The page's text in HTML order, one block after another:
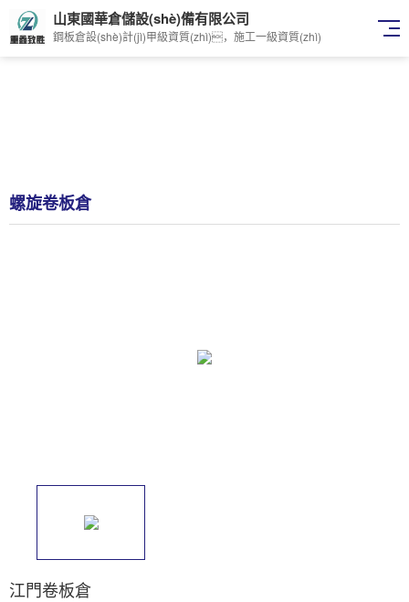
山東國華倉儲設(shè)備有限公司
鋼板倉設(shè)計(jì)甲級資質(zhì)，施工一級資質(zhì)
螺旋卷板倉
江門卷板倉